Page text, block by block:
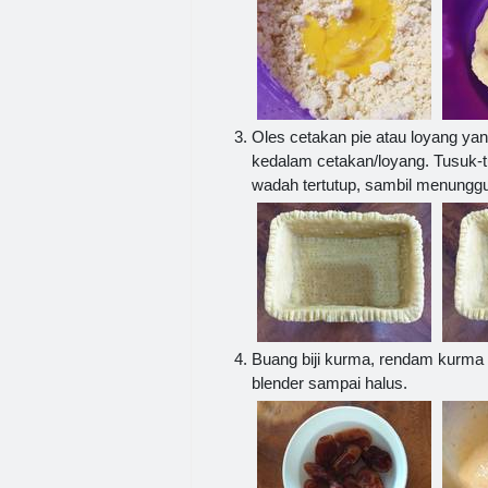
Oles cetakan pie atau loyang
kedalam cetakan/loyang.
wadah tertutup, sambil
Buang biji kurma, rendam
blender sampai halus.